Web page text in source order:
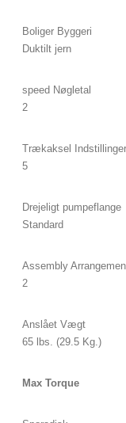
Boliger Byggeri
Duktilt jern
speed Nøgletal
2
Trækaksel Indstillinger
5
Drejeligt pumpeflange
Standard
Assembly
2
Anslået Vægt
65 lbs. (29.5 Kg.)
Max Torque